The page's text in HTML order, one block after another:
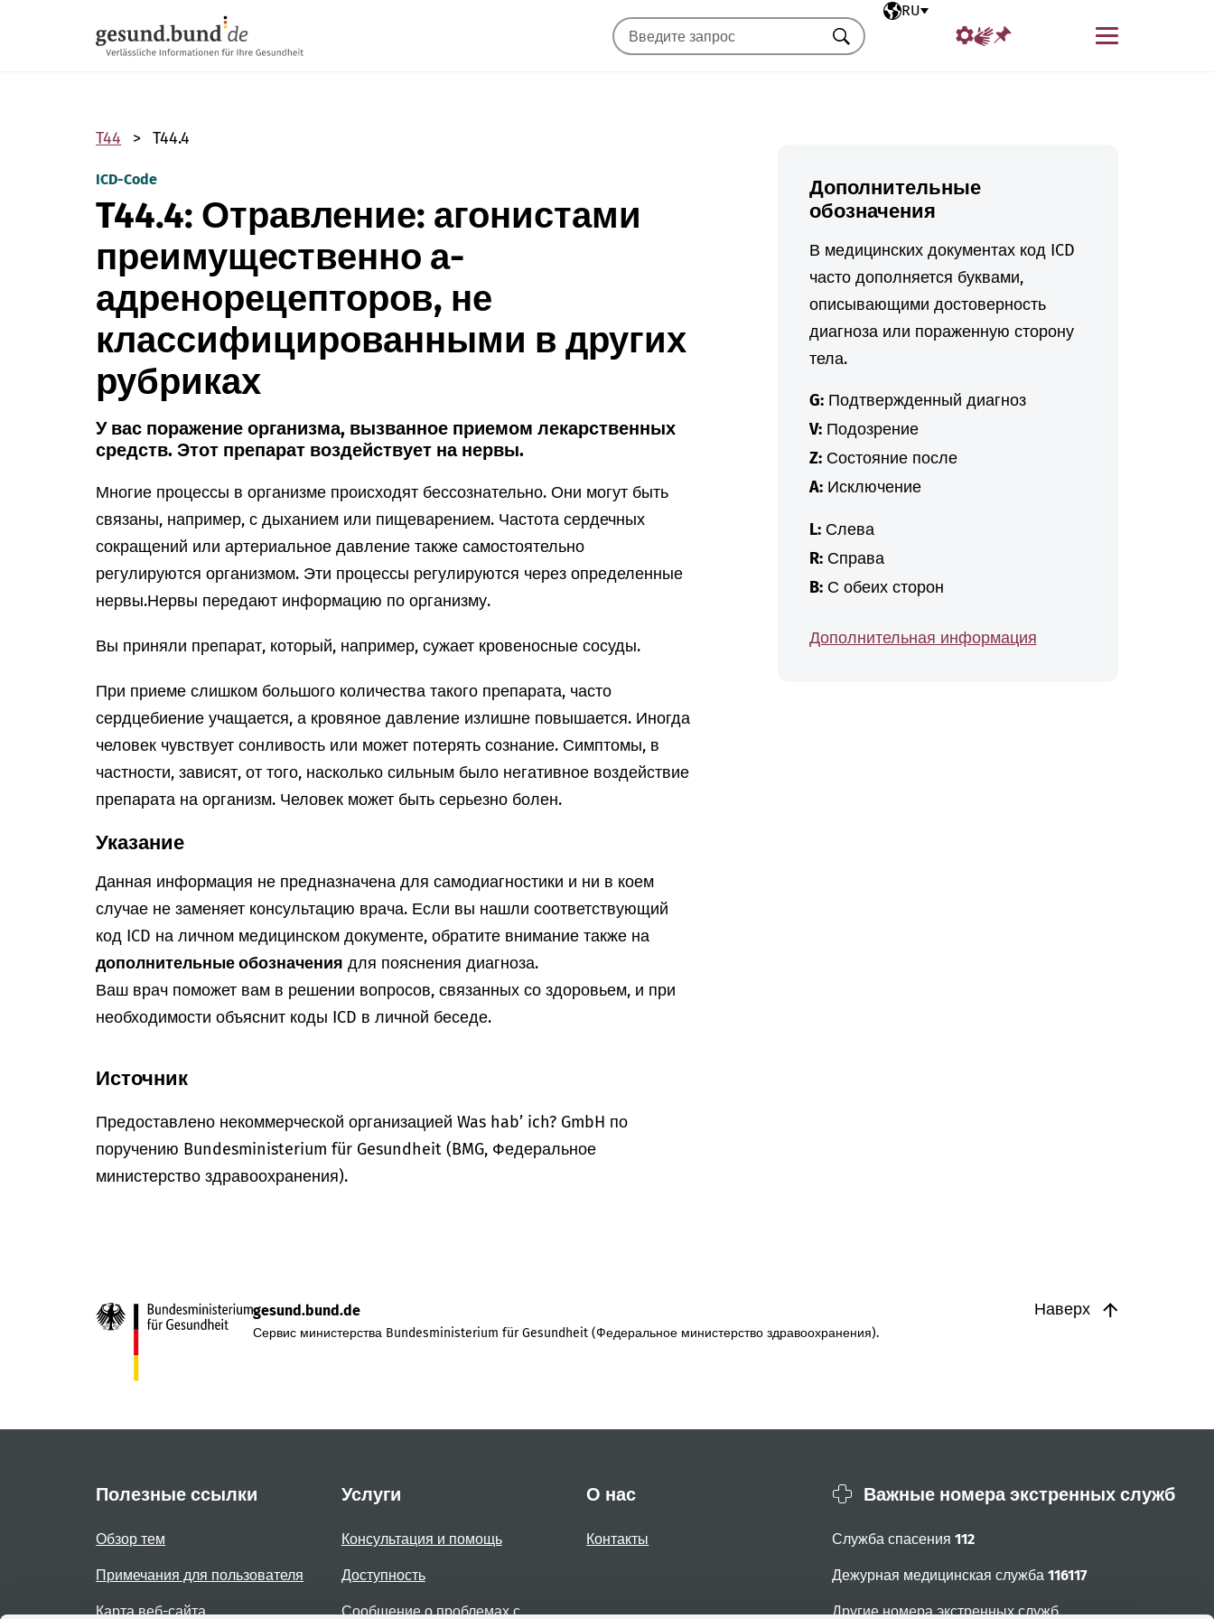
Выбранный язык
RU
Меню
Искать
T44 T44.4
ICD-Code
T44.4: Отравление: агонистами
преимущественно а-
адренорецепторов, не
классифицированными в других
рубриках
У вас поражение организма, вызванное приемом лекарственных
средств. Этот препарат воздействует на нервы.
Многие процессы в организме происходят бессознательно. Они могут быть
связаны, например, с дыханием или пищеварением. Частота сердечных
сокращений или артериальное давление также самостоятельно
регулируются организмом. Эти процессы регулируются через определенные
нервы.Нервы передают информацию по организму.
Вы приняли препарат, который, например, сужает кровеносные сосуды.
При приеме слишком большого количества такого препарата, часто
сердцебиение учащается, а кровяное давление излишне повышается. Иногда
человек чувствует сонливость или может потерять сознание. Симптомы, в
частности, зависят, от того, насколько сильным было негативное воздействие
препарата на организм. Человек может быть серьезно болен.
Указание
Данная информация не предназначена для самодиагностики и ни в коем
случае не заменяет консультацию врача. Если вы нашли соответствующий
код ICD на личном медицинском документе, обратите внимание также на
дополнительные обозначения для пояснения диагноза.
Ваш врач поможет вам в решении вопросов, связанных со здоровьем, и при
необходимости объяснит коды ICD в личной беседе.
Источник
Предоставлено некоммерческой организацией Was hab’ ich? GmbH по
поручению Bundesministerium für Gesundheit (BMG, Федеральное
министерство здравоохранения).
Дополнительные
обозначения
В медицинских документах код ICD
часто дополняется буквами,
описывающими достоверность
диагноза или пораженную сторону
тела.
G:Подтвержденный диагноз
V:Подозрение
Z:Состояние после
A:Исключение
L:Слева
R:Справа
B:С обеих сторон
Дополнительная информация
Наверх
gesund.bund.de
Сервис министерства Bundesministerium für Gesundheit (Федеральное министерство здравоохранения).
Полезные ссылки
Обзор тем
Примечания для пользователя
Карта веб-сайта
Услуги
Консультация и помощь
Доступность
Сообщение о проблемах с
О нас
Контакты
Важные номера экстренных служб
Служба спасения 112
Дежурная медицинская служба 116117
Другие номера экстренных служб